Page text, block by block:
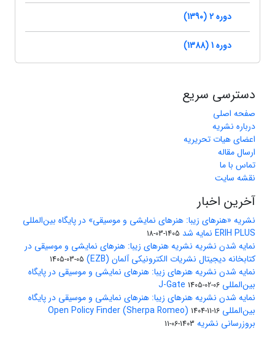
دوره 2 (1390)
دوره 1 (1388)
دسترسی سریع
صفحه اصلی
درباره نشریه
اعضای هیات تحریریه
ارسال مقاله
تماس با ما
نقشه سایت
آخرین اخبار
نشریه «هنرهای زیبا: هنرهای نمایشی و موسیقی» در پایگاه بین‌المللی
ERIH PLUS نمایه شد
1405-03-18
نمایه شدن نشریه نشریه هنرهای زیبا: هنرهای نمایشی و موسیقی در
کتابخانه دیجیتال نشریات الکترونیکی آلمان (EZB)
1405-03-05
نمایه شدن نشریه هنرهای زیبا: هنرهای نمایشی و موسیقی در پایگاه
بین‌المللی J-Gate 1405-02-06
نمایه شدن نشریه هنرهای زیبا: هنرهای نمایشی و موسیقی در پایگاه
بین‌المللی Open Policy Finder (Sherpa Romeo) 1404-11-16
بروزرسانی نشریه 1403-06-11